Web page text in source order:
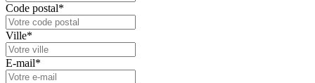
Code postal*
Ville*
E-mail*